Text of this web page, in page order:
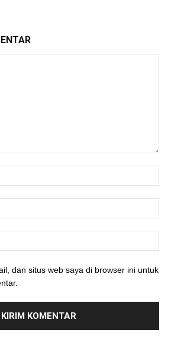
dan situs web saya di browser ini untuk